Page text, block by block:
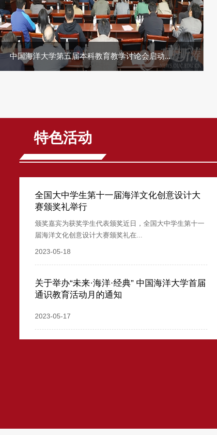
中国海洋大学第五届本科教育教学讨论会启动...
特色活动
全国大中学生第十一届海洋文化创意设计大
赛颁奖礼举行
颁奖嘉宾为获奖学生代表颁奖近日，全国大中学生第十一
届海洋文化创意设计大赛颁奖礼在...
2023-05-18
关于举办“未来·海洋·经典” 中国海洋大学首届
通识教育活动月的通知
2023-05-17